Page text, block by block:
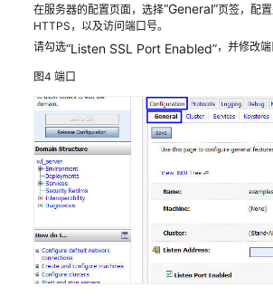
证
管
理
SSL
证
书
SSL
书
共
享
在服务器的配置页面，选择“General”页签，配
HTTPS，以及访问端口号。
请勾选“Listen SSL Port Enabled”，并修改
图4 端口